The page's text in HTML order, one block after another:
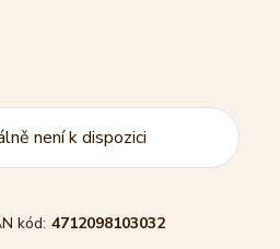
není k dispozici
kód: 4712098103032